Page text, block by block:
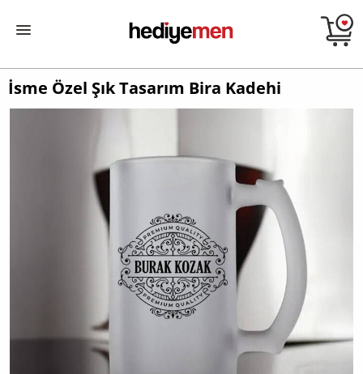
İsme Özel Şık Tasarım Bira Kadehi